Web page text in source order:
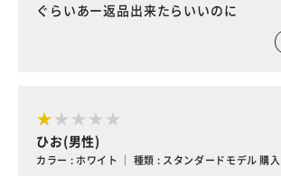
ぐらいあー返品出来たらいいのに
ひお(男性)
カラー : ホワイト ｜ 種類 : スタンダードモデル 購入